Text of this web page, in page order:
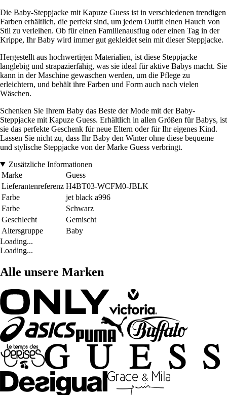
Die Baby-Steppjacke mit Kapuze Guess ist in verschiedenen trendigen
Farben erhältlich, die perfekt sind, um jedem Outfit einen Hauch von
Stil zu verleihen. Ob für einen Familienausflug oder einen Tag in der
Krippe, Ihr Baby wird immer gut gekleidet sein mit dieser Steppjacke.
Hergestellt aus hochwertigen Materialien, ist diese Steppjacke
langlebig und strapazierfähig, was sie ideal für aktive Babys macht. Sie
kann in der Maschine gewaschen werden, um die Pflege zu
erleichtern, und behält ihre Farben und Form auch nach vielen
Wäschen.
Schenken Sie Ihrem Baby das Beste der Mode mit der Baby-
Steppjacke mit Kapuze Guess. Erhältlich in allen Größen für Babys, ist
sie das perfekte Geschenk für neue Eltern oder für Ihr eigenes Kind.
Lassen Sie nicht zu, dass Ihr Baby den Winter ohne diese bequeme
und stylische Steppjacke von der Marke Guess verbringt.
Zusätzliche Informationen
Marke
Guess
Lieferantenreferenz H4BT03-WCFM0-JBLK
Farbe
jet black a996
Farbe
Schwarz
Geschlecht
Gemischt
Altersgruppe
Baby
Loading...
Loading...
Alle unsere Marken